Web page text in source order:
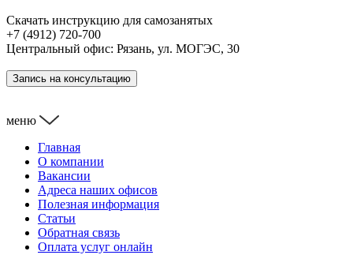
Скачать инструкцию для самозанятых
+7 (4912) 720-700
Центральный офис: Рязань, ул. МОГЭС, 30
Запись на консультацию
меню
Главная
О компании
Вакансии
Адреса наших офисов
Полезная информация
Статьи
Обратная связь
Оплата услуг онлайн